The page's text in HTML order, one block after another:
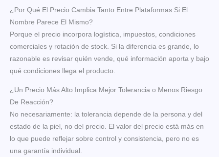
¿Por Qué El Precio Cambia Tanto Entre Plataformas Si El
Nombre Parece El Mismo?
Porque el precio incorpora logística, impuestos, condiciones
comerciales y rotación de stock. Si la diferencia es grande, lo
razonable es revisar quién vende, qué información aporta y bajo
qué condiciones llega el producto.
¿Un Precio Más Alto Implica Mejor Tolerancia o Menos Riesgo
De Reacción?
No necesariamente: la tolerancia depende de la persona y del
estado de la piel, no del precio. El valor del precio está más en
lo que puede reflejar sobre control y consistencia, pero no es
una garantía individual.